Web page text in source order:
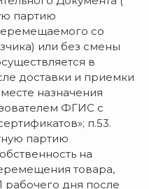
партию
со
или без смены
в
доставки и приемки
назначения
ФГИС с
п.53.
партию
на
товара,
рабочего дня после